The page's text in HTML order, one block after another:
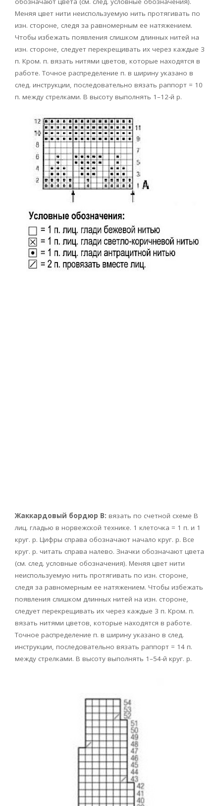
Меняя цвет нити неиспользуемую нить протягивать по
изн. стороне, следя за равномерным ее натяжением.
Чтобы избежать появления слишком длинных нитей на
изн. стороне, следует перекрещивать их через каждые 3
п. Кром. п. вязать нитями цветов, которые находятся в
работе. Точное распределение п. в ширину указано в
след. инструкции, последовательно вязать раппорт = 10
п. между стрелками. В высоту выполнять 1–12-й р.
Жаккардовый бордюр В: вязать по счетной схеме В
лиц. гладью в норвежской технике. 1 клеточка = 1 п. и 1
круг. р. Цифры справа обозначают начало круг. р. Все
круг. р. читать справа налево. Значки обозначают цвета
(см. след. условные обозначения). Меняя цвет нити
неиспользуемую нить протягивать по изн. стороне,
следя за равномерным ее натяжением. Чтобы избежать
появления слишком длинных нитей на изн. стороне,
следует перекрещивать их через каждые 3 п. Кром. п.
вязать нитями цветов, которые находятся в работе.
Точное распределение п. в ширину указано в след.
инструкции, последовательно вязать раппорт = 14 п.
между стрелками. В высоту выполнять 1–54-й круг. р.